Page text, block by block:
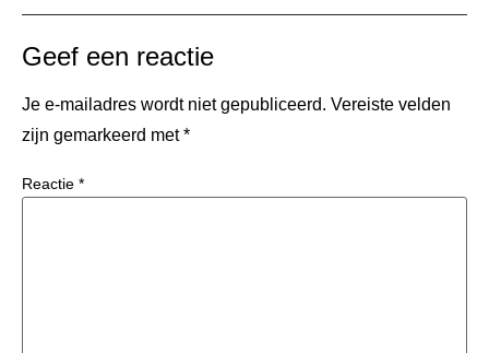
Geef een reactie
Je e-mailadres wordt niet gepubliceerd. Vereiste velden
zijn gemarkeerd met*
Reactie *